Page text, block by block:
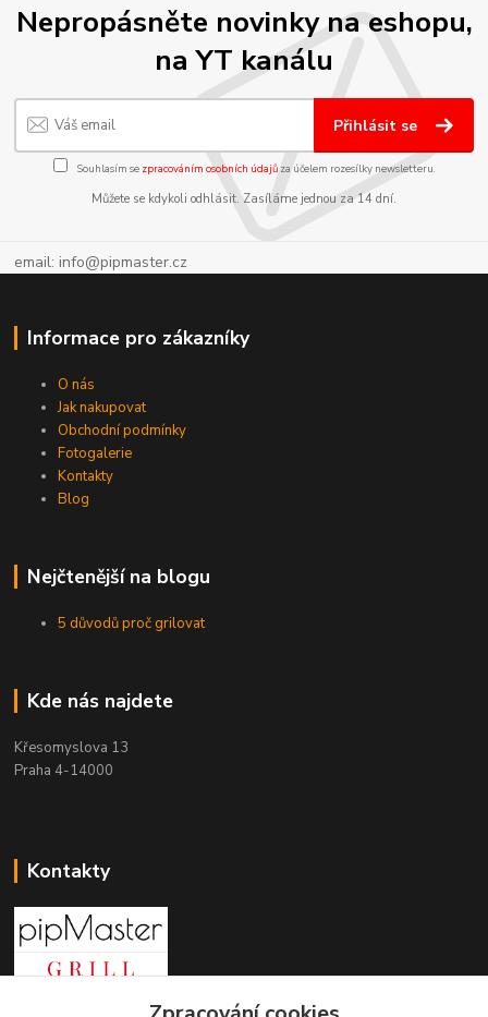
Nepropásněte novinky na eshopu,
na YT kanálu
Přihlásit se
Souhlasím se zpracováním osobních údajůza účelem rozesílky newsletteru.
Můžete se kdykoli odhlásit. Zasíláme jednou za 14 dní.
email: info@pipmaster.cz
Informace pro zákazníky
O nás
Jak nakupovat
Obchodní podmínky
Fotogalerie
Kontakty
Blog
Nejčtenější na blogu
5 důvodů proč grilovat
Kde nás najdete
Křesomyslova 13
Praha 4-14000
Kontakty
+420 603 197 240